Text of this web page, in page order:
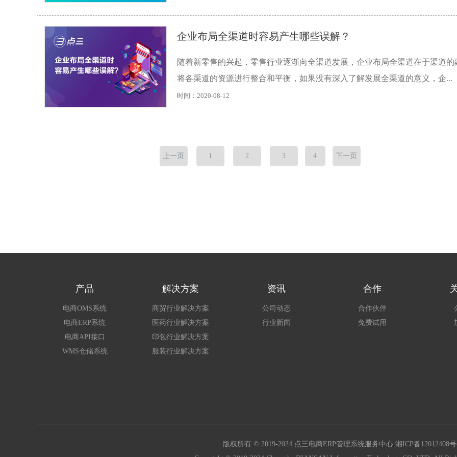
企业布局全渠道时容易产生哪些误解？
随着新零售的兴起，零售行业逐渐向全渠道发展，企业布局全渠道在于渠道的
将各渠道的资源进行整合和平衡，如果没有深入了解发展全渠道的意义，企...
时间：2020-08-12
上一页 1 2 3 4 下一页
产品
电商OMS系统
电商ERP系统
电商API接口
WMS仓储系统
解决方案
商贸行业解决方案
医药行业解决方案
印包行业解决方案
服装行业解决方案
资讯
公司动态
行业新闻
合作
合作伙伴
免费试用
版权所有 © 2019-2024 点三电商ERP管理系统服务中心 湘ICP备12012408